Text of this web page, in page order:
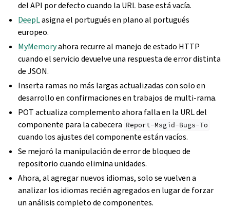
del API por defecto cuando la URL base está vacía.
DeepLasigna el portugués en plano al portugués
europeo.
MyMemoryahora recurre al manejo de estado HTTP
cuando el servicio devuelve una respuesta de error distinta
de JSON.
Inserta ramas no más largas actualizadas con solo en
desarrollo en confirmaciones en trabajos de multi‐rama.
POT actualiza complemento ahora falla en la URL del
componente para la cabecera Report-Msgid-Bugs-To
cuando los ajustes del componente están vacíos.
Se mejoró la manipulación de error de bloqueo de
repositorio cuando elimina unidades.
Ahora, al agregar nuevos idiomas, solo se vuelven a
analizar los idiomas recién agregados en lugar de forzar
un análisis completo de componentes.